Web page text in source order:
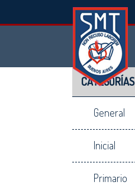
Instituto
San
Martín
de
Tours
CATEGORÍAS
General
Inicial
Primario